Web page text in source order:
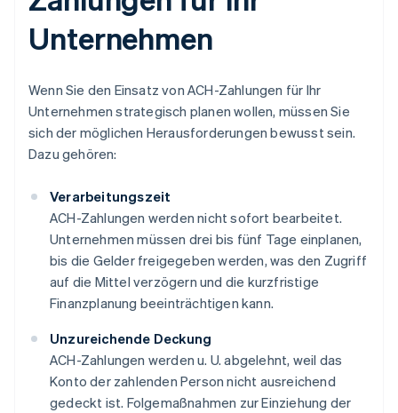
Unternehmen
Wenn Sie den Einsatz von ACH-Zahlungen für Ihr
Unternehmen strategisch planen wollen, müssen Sie
sich der möglichen Herausforderungen bewusst sein.
Dazu gehören:
Verarbeitungszeit
ACH-Zahlungen werden nicht sofort bearbeitet.
Unternehmen müssen drei bis fünf Tage einplanen,
bis die Gelder freigegeben werden, was den Zugriff
auf die Mittel verzögern und die kurzfristige
Finanzplanung beeinträchtigen kann.
Unzureichende Deckung
ACH-Zahlungen werden u. U. abgelehnt, weil das
Konto der zahlenden Person nicht ausreichend
gedeckt ist. Folgemaßnahmen zur Einziehung der